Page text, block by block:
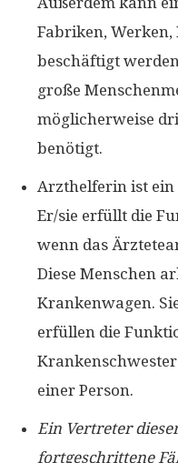
Fabriken,
beschäftigt
große
möglicherweise
benötigt.
Arzthelferin ist ein
Er/sie erfüllt die
wenn das
Diese Menschen
Krankenwagen.
erfüllen die
einer Person.
Ein Vertreter
fortgeschrittene